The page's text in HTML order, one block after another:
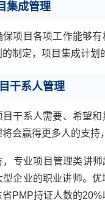
集成管理
保项目各项工作能够
制定，项目集成计划
干系人管理
目干系人需要、希望
会赢得更多人的支持
，专业项目管理类讲
型企业的职业讲师。
省PMP持证人数的